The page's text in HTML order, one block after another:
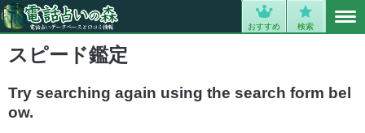
おすすめ 検索
スピード鑑定
Try searching again using the search form bel
ow.